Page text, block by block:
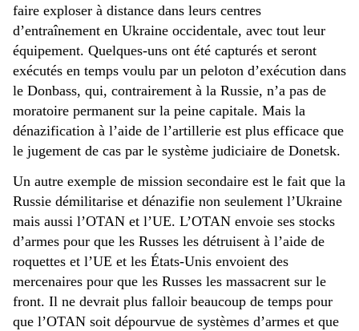
faire exploser à distance dans leurs centres
d’entraînement en Ukraine occidentale, avec tout leur
équipement. Quelques-uns ont été capturés et seront
exécutés en temps voulu par un peloton d’exécution dans
le Donbass, qui, contrairement à la Russie, n’a pas de
moratoire permanent sur la peine capitale. Mais la
dénazification à l’aide de l’artillerie est plus efficace que
le jugement de cas par le système judiciaire de Donetsk.
Un autre exemple de mission secondaire est le fait que la
Russie démilitarise et dénazifie non seulement l’Ukraine
mais aussi l’OTAN et l’UE. L’OTAN envoie ses stocks
d’armes pour que les Russes les détruisent à l’aide de
roquettes et l’UE et les États-Unis envoient des
mercenaires pour que les Russes les massacrent sur le
front. Il ne devrait plus falloir beaucoup de temps pour
que l’OTAN soit dépourvue de systèmes d’armes et que